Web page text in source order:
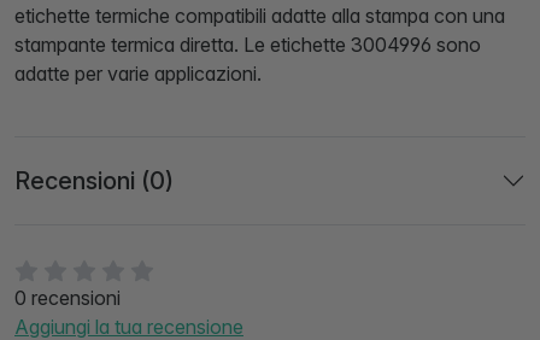
0 recensioni
Aggiungi la tua recensione
etichette termiche compatibili adatte alla stampa con una
stampante termica diretta. Le etichette 3004996 sono
adatte per varie applicazioni.
Recensioni (0)